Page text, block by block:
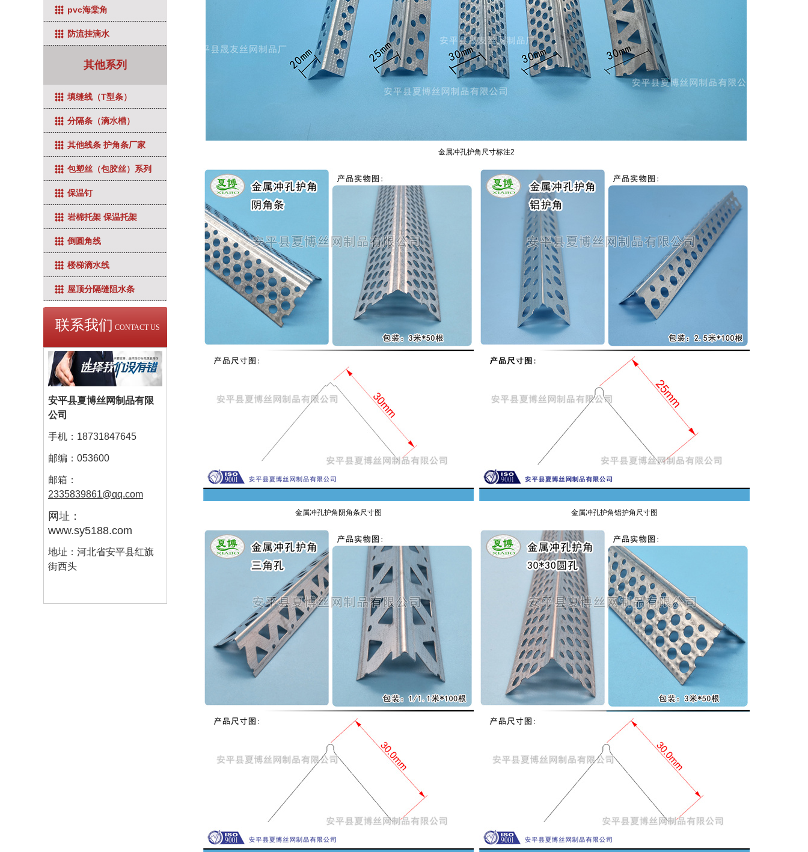
pvc海棠角
防流挂滴水
其他系列
填缝线（T型条）
分隔条（滴水槽）
其他线条 护角条厂家
包塑丝（包胶丝）系列
保温钉
岩棉托架 保温托架
倒圆角线
楼梯滴水线
屋顶分隔缝阻水条
联系我们 CONTACT US
安平县夏博丝网制品有限
公司
手机：18731847645
邮编：053600
邮箱：
2335839861@qq.com
网址：
www.sy5188.com
地址：河北省安平县红旗
街西头
金属冲孔护角尺寸标注2
金属冲孔护角阴角条尺寸图 金属冲孔护角铝护角尺寸图